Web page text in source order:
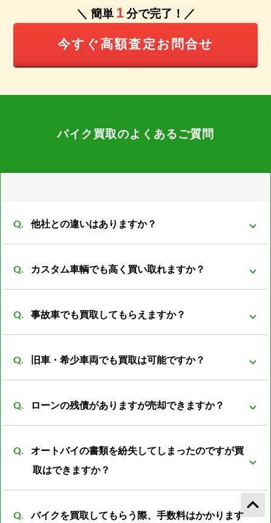
＼ 簡単 1 分で完了！／
今すぐ高額査定お問合せ
バイク買取のよくあるご質問
他社との違いはありますか？
もバイクの販売先がある為、 在庫を抱える事も無くコ
ストの削減が可能となっております。 その結果、買取
価格を高くさせていただく事が可能になっておりま
カスタム車輌でも高く買い取れますか？
反映される車両がほとんどです。 ノーマル部品とセッ
トの場合プラス評価しますが、ノーマルパーツが無い
状態ですとマイナス評価となる車両もあります。
事故車でも買取してもらえますか？
可能です。 一般的に廃車費用は8000～数万円かかると
言われています。 事故車を所有していても利用価値は
なく、処分する際には必ず廃車費用がかかります。 バ
旧車・希少車両でも買取は可能ですか？
たりと扱える会社が少ない為、売却が難しいとされて
います。 しかし弊社は経験豊富な査定員がいる為、安
心してご売却頂けるかと思います。
ローンの残債がありますが売却できますか？
たあとの残金をお振込みとさせて頂きます。
オートバイの書類を紛失してしまったのですが買
取はできますか？
済の書類の紛失の場合は再発行の際に廃車した際の日
バイクを買取してもらう際、手数料はかかります keyboard_arrow_up